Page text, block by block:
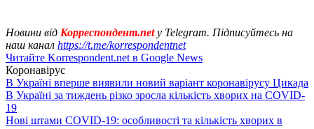
Новини від Корреспондент.netу Telegram. Підписуйтесь на
наш канал https://t.me/korrespondentnet
Читайте Korrespondent.net в Google News
Коронавірус
В Україні вперше виявили новий варіант коронавірусу Цикада
В Україні за тиждень різко зросла кількість хворих на COVID-
19
Нові штами COVID-19: особливості та кількість хворих в